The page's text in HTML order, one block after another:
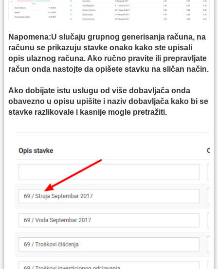
Napomena:U slučaju grupnog generisanja računa, na
računu se prikazuju stavke onako kako ste upisali
opis ulaznog računa. Ako ručno pravite ili prepravljate
račun onda nastojte da opišete stavku na sličan način.
Ako dobijate istu uslugu od više dobavljača onda
obavezno u opisu upišite i naziv dobavljača kako bi se
stavke razlikovale i kasnije mogle pretražiti.